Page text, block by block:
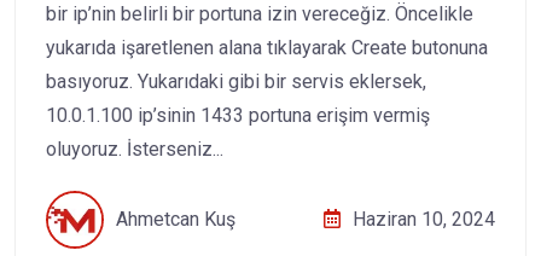
bir ip’nin belirli bir portuna izin vereceğiz. Öncelikle
yukarıda işaretlenen alana tıklayarak Create butonuna
basıyoruz. Yukarıdaki gibi bir servis eklersek,
10.0.1.100 ip’sinin 1433 portuna erişim vermiş
oluyoruz. İsterseniz...
Ahmetcan Kuş Haziran 10, 2024